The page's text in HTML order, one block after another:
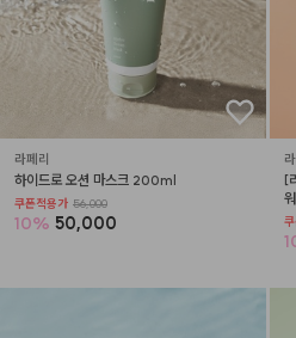
라페리
하이드로 오션 마스크 200ml
쿠폰적용가 56,000
10% 50,000
[